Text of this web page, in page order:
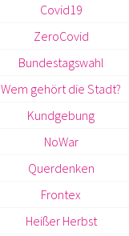
Covid19
ZeroCovid
Bundestagswahl
Wem gehört die Stadt?
Kundgebung
NoWar
Querdenken
Frontex
Heißer Herbst